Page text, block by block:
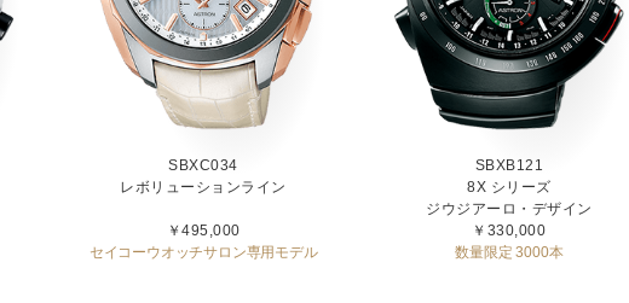
SBXC034
レボリューションライン
￥495,000
セイコーウオッチサロン専用モデル
SBXB121
8X シリーズ
ジウジアーロ・デザイン
￥330,000
数量限定 3000本